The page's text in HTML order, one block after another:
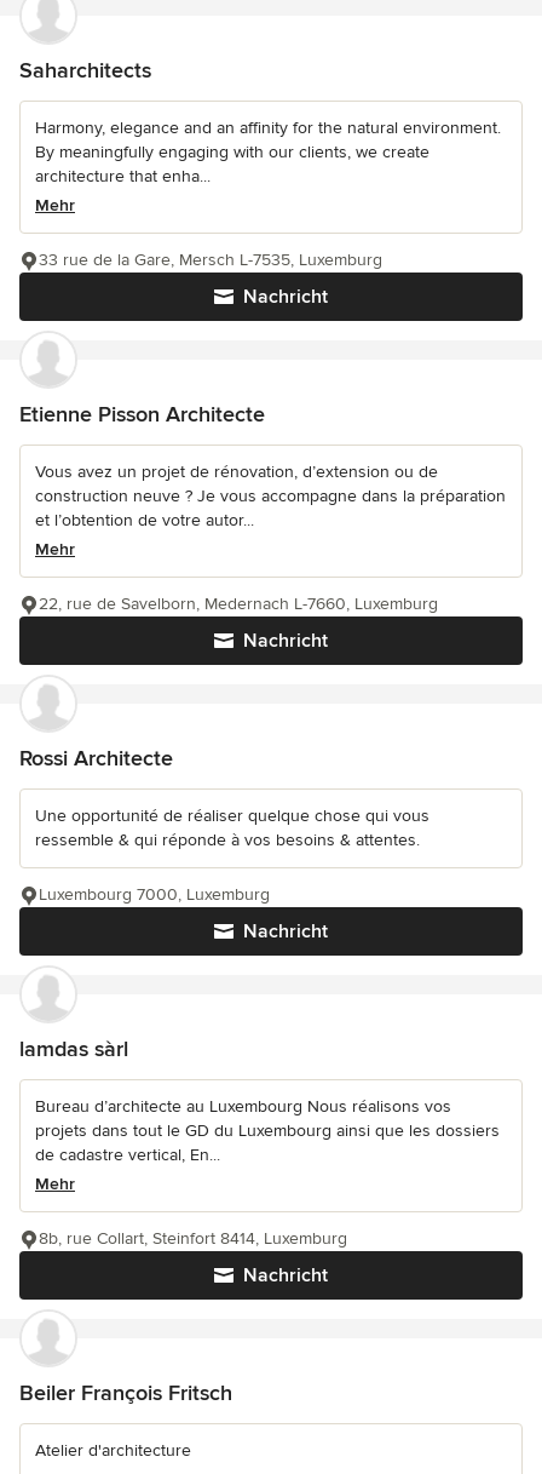
Saharchitects
Harmony, elegance and an affinity for the natural environment.
By meaningfully engaging with our clients, we create
architecture that enha...
Mehr
Nachricht
33 rue de la Gare, Mersch L-7535, Luxemburg
Etienne Pisson Architecte
Vous avez un projet de rénovation, d’extension ou de
construction neuve ? Je vous accompagne dans la préparation
et l’obtention de votre autor...
Mehr
Nachricht
22, rue de Savelborn, Medernach L-7660, Luxemburg
Rossi Architecte
Une opportunité de réaliser quelque chose qui vous
ressemble & qui réponde à vos besoins & attentes.
Nachricht
Luxembourg 7000, Luxemburg
lamdas sàrl
Bureau d’architecte au Luxembourg Nous réalisons vos
projets dans tout le GD du Luxembourg ainsi que les dossiers
de cadastre vertical, En...
Mehr
Nachricht
8b, rue Collart, Steinfort 8414, Luxemburg
Beiler François Fritsch
Atelier d'architecture